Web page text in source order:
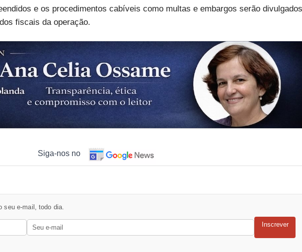
e os procedimentos cabíveis como multas e embargos serão divulgados
fiscais da operação.
Siga-nos no
seu e-mail, todo dia.
Inscrever